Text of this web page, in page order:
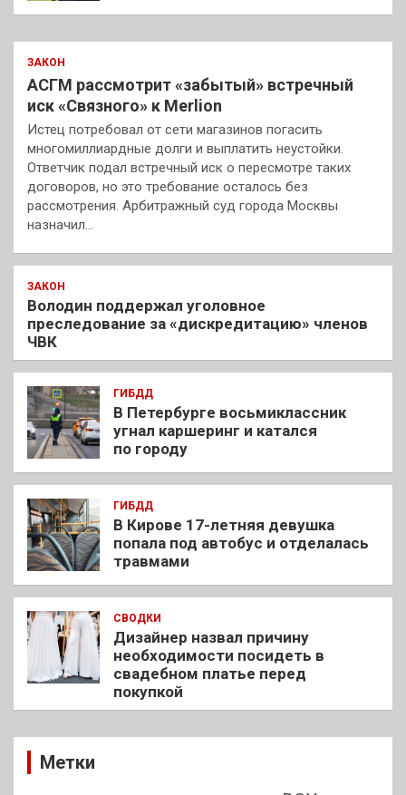
ЗАКОН
АСГМ рассмотрит «забытый» встречный
иск «Связного» к Merlion
Истец потребовал от сети магазинов погасить
многомиллиардные долги и выплатить неустойки.
Ответчик подал встречный иск о пересмотре таких
договоров, но это требование осталось без
рассмотрения. Арбитражный суд города Москвы
назначил…
ЗАКОН
Володин поддержал уголовное
преследование за «дискредитацию» членов
ЧВК
ГИБДД
В Петербурге восьмиклассник
угнал каршеринг и катался
по городу
ГИБДД
В Кирове 17-летняя девушка
попала под автобус и отделалась
травмами
СВОДКИ
Дизайнер назвал причину
необходимости посидеть в
свадебном платье перед
покупкой
Метки